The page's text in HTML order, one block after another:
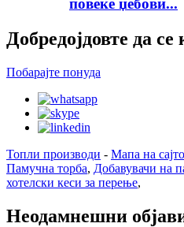
повеќе џебови...
Добредојдовте да се
Побарајте понуда
Топли производи - Мапа на
Памучна торба, Добавувачи на
хотелски кеси за перење,
Неодамнешни